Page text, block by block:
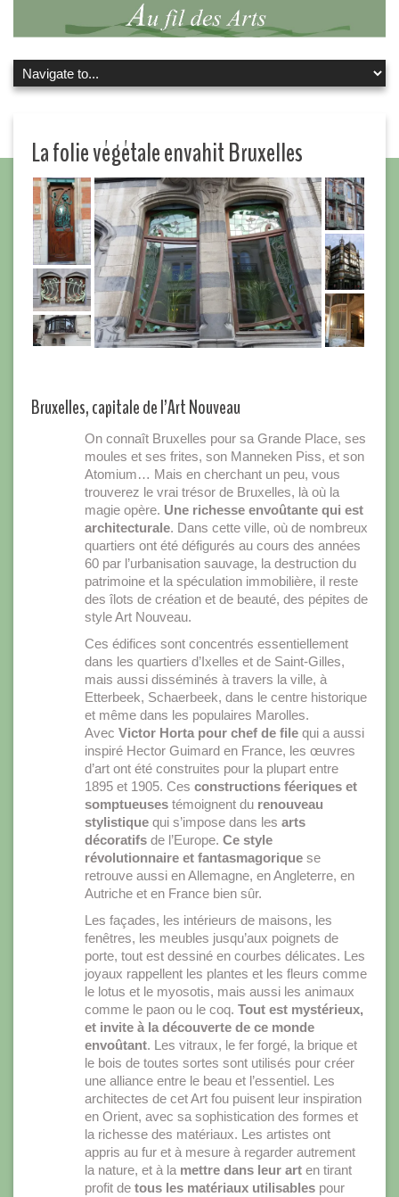
La folie végétale envahit Bruxelles
Bruxelles, capitale de l’Art Nouveau
On connaît Bruxelles pour sa Grande Place, ses
moules et ses frites, son Manneken Piss, et son
Atomium… Mais en cherchant un peu, vous
trouverez le vrai trésor de Bruxelles, là où la
magie opère. Une richesse envoûtante qui est
architecturale. Dans cette ville, où de nombreux
quartiers ont été défigurés au cours des années
60 par l’urbanisation sauvage, la destruction du
patrimoine et la spéculation immobilière, il reste
des îlots de création et de beauté, des pépites de
style Art Nouveau.
Ces édifices sont concentrés essentiellement
dans les quartiers d’Ixelles et de Saint-Gilles,
mais aussi disséminés à travers la ville, à
Etterbeek, Schaerbeek, dans le centre historique
et même dans les populaires Marolles.
Avec Victor Horta pour chef de file qui a aussi
inspiré Hector Guimard en France, les œuvres
d’art ont été construites pour la plupart entre
1895 et 1905. Ces constructions féeriques et
somptueuses témoignent du renouveau
stylistique qui s’impose dans les arts
décoratifs de l’Europe. Ce style
révolutionnaire et fantasmagorique se
retrouve aussi en Allemagne, en Angleterre, en
Autriche et en France bien sûr.
Les façades, les intérieurs de maisons, les
fenêtres, les meubles jusqu’aux poignets de
porte, tout est dessiné en courbes délicates. Les
joyaux rappellent les plantes et les fleurs comme
le lotus et le myosotis, mais aussi les animaux
comme le paon ou le coq. Tout est mystérieux,
et invite à la découverte de ce monde
envoûtant. Les vitraux, le fer forgé, la brique et
le bois de toutes sortes sont utilisés pour créer
une alliance entre le beau et l’essentiel. Les
architectes de cet Art fou puisent leur inspiration
en Orient, avec sa sophistication des formes et
la richesse des matériaux. Les artistes ont
appris au fur et à mesure à regarder autrement
la nature, et à la mettre dans leur art en tirant
profit de tous les matériaux utilisables pour